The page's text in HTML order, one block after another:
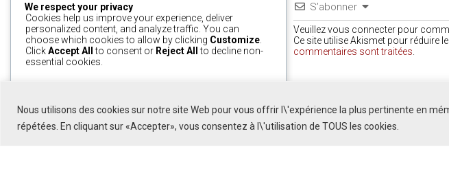
Nous utilisons des cookies sur notre site Web pour vous offrir l\'expérience la plus pertinente en
répétées. En cliquant sur «Accepter», vous consentez à l\'utilisation de TOUS les cookies.
S’abonner
Veuillez vous connecter pour
Ce site utilise Akismet pour réduire
commentaires sont traitées.
We respect your privacy
Cookies help us improve your experience, deliver
personalized content, and analyze traffic. You can
choose which cookies to allow by clicking Customize
ClickAccept All to consent or Reject All
to decline non-
essential cookies.
Powered by